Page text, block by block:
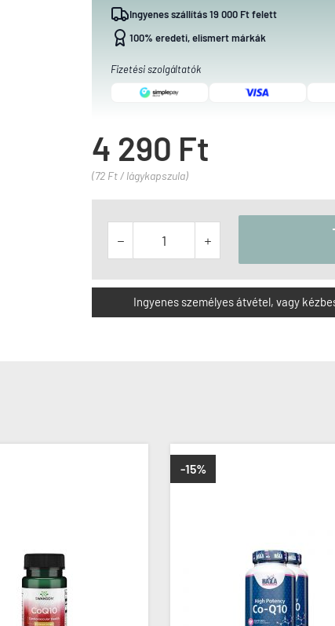
Ingyenes szállítás 19 000 Ft felett
100% eredeti, elismert márkák
Fizetési szolgáltatók
4 290 Ft
(72 Ft / lágykapszula)
 
Ingyenes személyes átvétel, vagy
-15%